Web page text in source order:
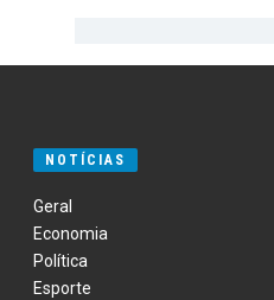
NOTÍCIAS
Geral
Economia
Política
Esporte